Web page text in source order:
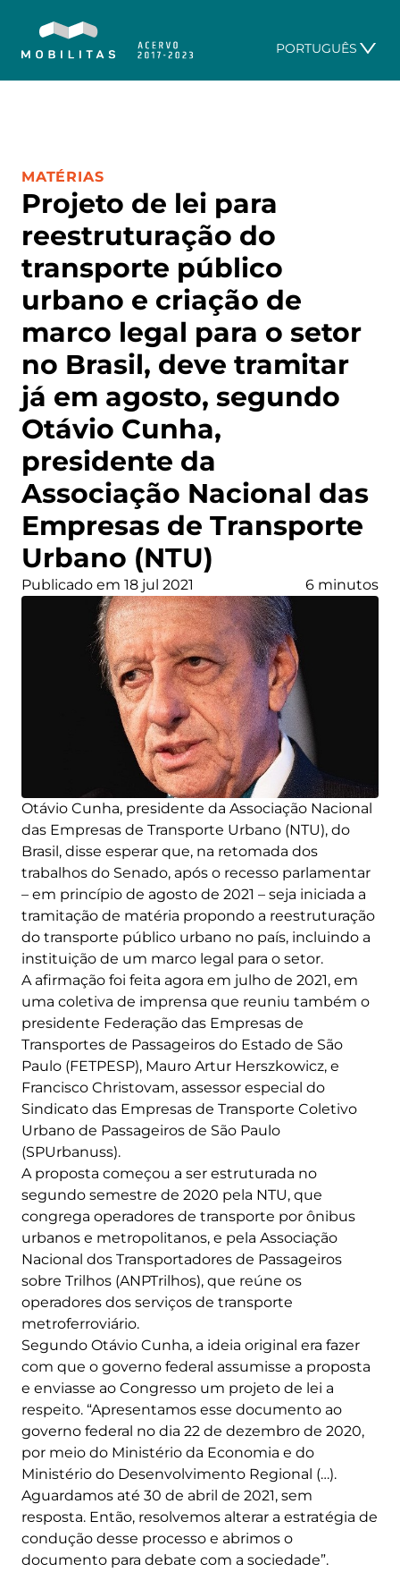
PORTUGUÊS
Projeto de lei para
reestruturação do
transporte público
urbano e criação de
marco legal para o setor
no Brasil, deve tramitar
já em agosto, segundo
Otávio Cunha,
presidente da
Associação Nacional das
Empresas de Transporte
Urbano (NTU)
CATEGORIA:
MATÉRIAS
Publicado em 18 jul 2021 6 minutos
Otávio Cunha, presidente da Associação Nacional
das Empresas de Transporte Urbano (NTU), do
Brasil, disse esperar que, na retomada dos
trabalhos do Senado, após o recesso parlamentar
– em princípio de agosto de 2021 – seja iniciada a
tramitação de matéria propondo a reestruturação
do transporte público urbano no país, incluindo a
instituição de um marco legal para o setor.
A afirmação foi feita agora em julho de 2021, em
uma coletiva de imprensa que reuniu também o
presidente Federação das Empresas de
Transportes de Passageiros do Estado de São
Paulo (FETPESP), Mauro Artur Herszkowicz, e
Francisco Christovam, assessor especial do
Sindicato das Empresas de Transporte Coletivo
Urbano de Passageiros de São Paulo
(SPUrbanuss).
A proposta começou a ser estruturada no
segundo semestre de 2020 pela NTU, que
congrega operadores de transporte por ônibus
urbanos e metropolitanos, e pela Associação
Nacional dos Transportadores de Passageiros
sobre Trilhos (ANPTrilhos), que reúne os
operadores dos serviços de transporte
metroferroviário.
Segundo Otávio Cunha, a ideia original era fazer
com que o governo federal assumisse a proposta
e enviasse ao Congresso um projeto de lei a
respeito. “Apresentamos esse documento ao
governo federal no dia 22 de dezembro de 2020,
por meio do Ministério da Economia e do
Ministério do Desenvolvimento Regional (…).
Aguardamos até 30 de abril de 2021, sem
resposta. Então, resolvemos alterar a estratégia de
condução desse processo e abrimos o
documento para debate com a sociedade”.